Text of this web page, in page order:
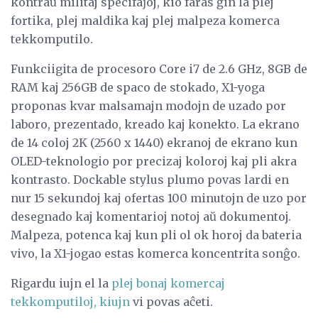
fortika, plej maldika kaj plej malpeza komerca
tekkomputilo.
Funkciigita de procesoro Core i7 de 2.6 GHz, 8GB de
RAM kaj 256GB de spaco de stokado, X1-yoga
proponas kvar malsamajn modojn de uzado por
laboro, prezentado, kreado kaj konekto. La ekrano
de 14 coloj 2K (2560 x 1440) ekranoj de ekrano kun
OLED-teknologio por precizaj koloroj kaj pli akra
kontrasto. Dockable stylus plumo povas lardi en
nur 15 sekundoj kaj ofertas 100 minutojn de uzo por
desegnado kaj komentarioj notoj aŭ dokumentoj.
Malpeza, potenca kaj kun pli ol ok horoj da bateria
vivo, la X1-jogao estas komerca koncentrita sonĝo.
Rigardu iujn el la plej bonaj komercaj
tekkomputiloj, kiujn vi povas aĉeti.